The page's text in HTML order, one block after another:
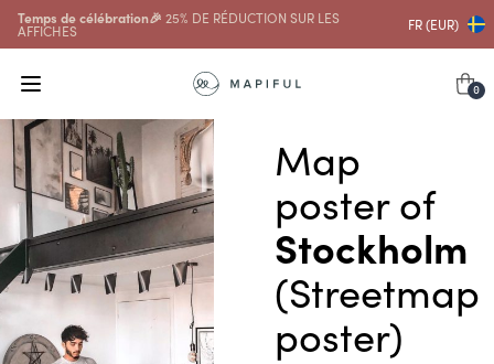
Temps de célébration🎉 25% DE RÉDUCTION SUR LES
AFFICHES FR (EUR)
0
Map
poster of
Stockholm
(Streetmap
poster)